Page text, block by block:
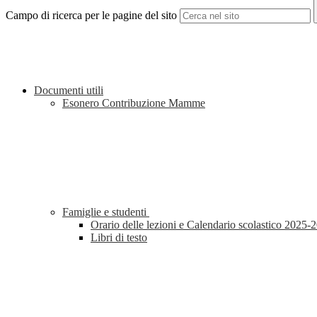
Campo di ricerca per le pagine del sito
Documenti utili
Esonero Contribuzione Mamme
Famiglie e studenti
Orario delle lezioni e Calendario scolastico 2025-
Libri di testo